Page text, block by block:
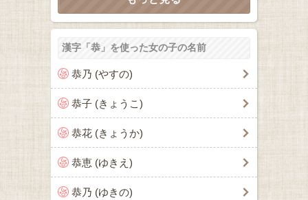
漢字「恭」を使った女の子の名前
恭乃 (やすの)
恭子 (きょうこ)
恭花 (きょうか)
恭恵 (ゆきえ)
恭乃 (ゆきの)